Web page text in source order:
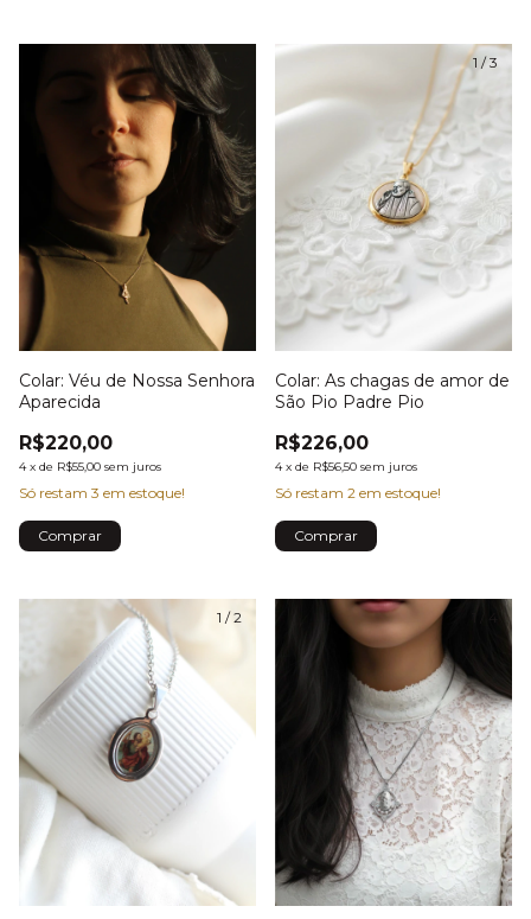
Colar: Véu de Nossa Senhora
Aparecida
R$220,00
4 x de R$55,00 sem juros
Só restam 3 em estoque!
1 /3
Colar: As chagas de amor de
São Pio Padre Pio
R$226,00
4 x de R$56,50 sem juros
Só restam 2 em estoque!
1 /2